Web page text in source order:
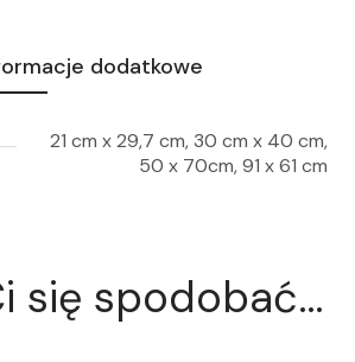
dodatkowe
21 cm x 29,7 cm, 30 cm x 40 cm,
50 x 70cm, 91 x 61 cm
się spodobać…